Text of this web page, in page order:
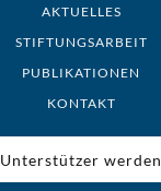
AKTUELLES
STIFTUNGSARBEIT
PUBLIKATIONEN
KONTAKT
Unterstützer werden